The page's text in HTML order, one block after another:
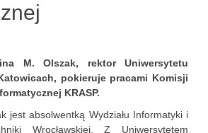
M. Olszak, rektor Uniwersytetu
pokieruje pracami Komisji
KRASP.
jest absolwentką Wydziału Informatyki i
Wrocławskiej. Z Uniwersytetem